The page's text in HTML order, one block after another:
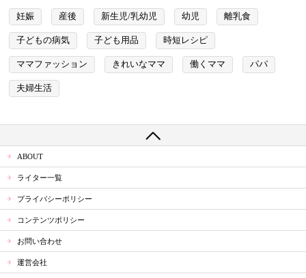
妊娠 産後 新生児/乳幼児 幼児 離乳食
子どもの病気 子ども用品 時短レシピ
ママファッション きれいなママ 働くママ パパ
夫婦生活
ABOUT
ライター一覧
プライバシーポリシー
コンテンツポリシー
お問い合わせ
運営会社